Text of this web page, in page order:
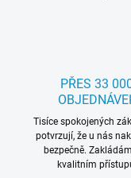
PŘES 33
Tisíce spokojených
potvrzují, že u nás
bezpečně.
kvalitním